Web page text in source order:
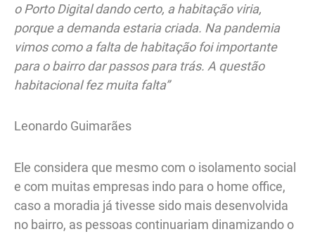
o Porto Digital dando certo, a habitação viria,
porque a demanda estaria criada. Na pandemia
vimos como a falta de habitação foi importante
para o bairro dar passos para trás. A questão
habitacional fez muita falta”
Leonardo Guimarães
Ele considera que mesmo com o isolamento social
e com muitas empresas indo para o home office,
caso a moradia já tivesse sido mais desenvolvida
no bairro, as pessoas continuariam dinamizando o